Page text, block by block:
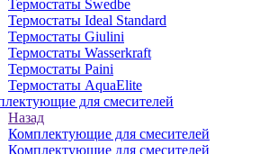
Термостаты Swedbe
Термостаты Ideal Standard
Термостаты Giulini
Термостаты Wasserkraft
Термостаты Paini
Термостаты AquaElite
для смесителей
Назад
Комплектующие для смесителей
Комплектующие для смесителей